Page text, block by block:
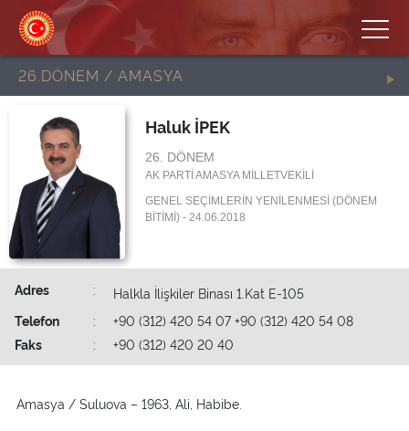
26.DÖNEM / AMASYA
Haluk İPEK
26. DÖNEM
AK PARTİ AMASYA MİLLETVEKİLİ
GENEL SEÇİMLERİN YENİLENMESİ (DÖNEM
BİTİMİ) - 24.06.2018
Adres :
Halkla İlişkiler Binası 1.Kat E-105
Telefon
:
+90 (312) 420 54 07 +90 (312) 420 54 08
Faks
: +90 (312) 420 20 40
Amasya / Suluova – 1963, Ali, Habibe.